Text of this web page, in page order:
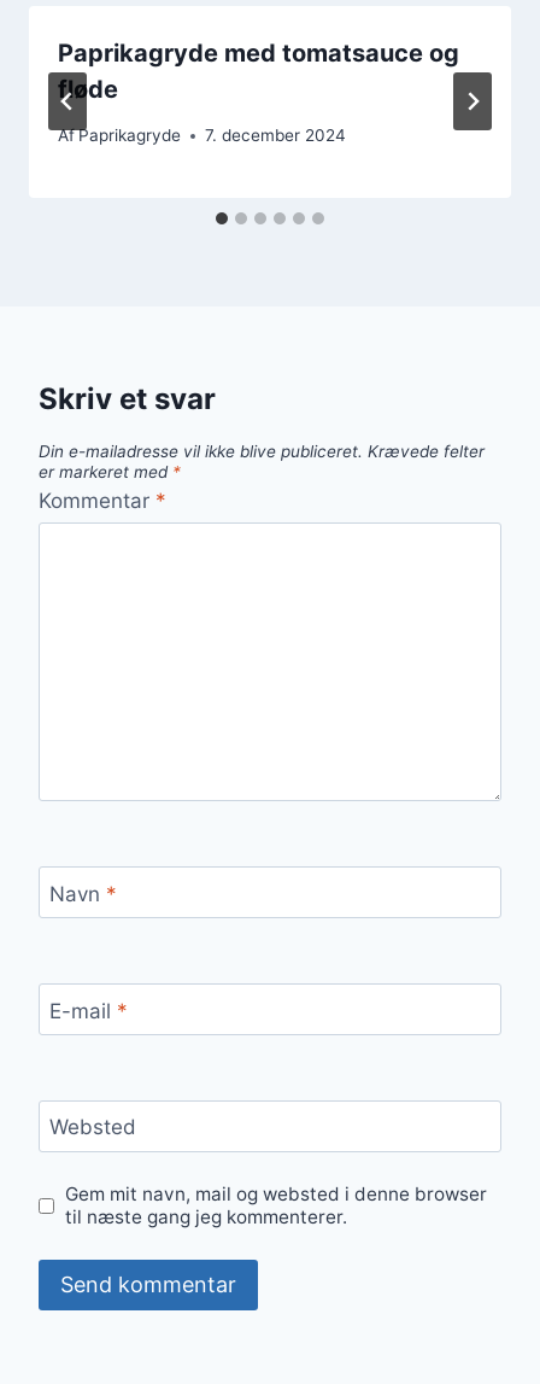
Paprikagryde med tomatsauce og
fløde
AfPaprikagryde 7. december 2024
Skriv et svar
Din e-mailadresse vil ikke blive publiceret. Krævede felter
er markeret med *
Kommentar *
Navn *
E-mail *
Websted
Gem mit navn, mail og websted i denne browser
til næste gang jeg kommenterer.